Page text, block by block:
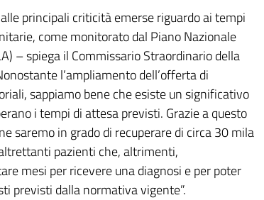
principali criticità emerse riguardo ai tempi
come monitorato dal Piano Nazionale
– spiega il Commissario Straordinario della
l’ampliamento dell’offerta di
sappiamo bene che esiste un significativo
i tempi di attesa previsti. Grazie a questo
saremo in grado di recuperare di circa 30 mila
pazienti che, altrimenti,
mesi per ricevere una diagnosi e per poter
previsti dalla normativa vigente”.